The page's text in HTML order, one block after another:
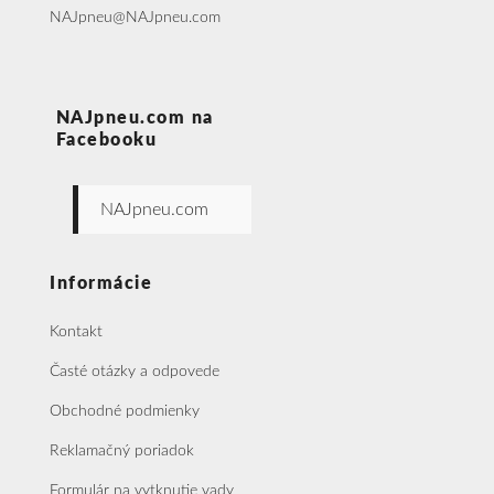
NAJpneu@NAJpneu.com
NAJpneu.com na
Facebooku
NAJpneu.com
Informácie
Kontakt
Časté otázky a odpovede
Obchodné podmienky
Reklamačný poriadok
Formulár na vytknutie vady